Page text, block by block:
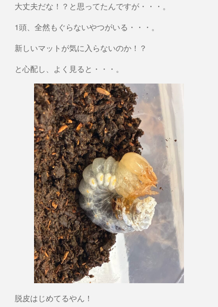
大丈夫だな！？と思ってたんですが・・・。
1頭、全然もぐらないやつがいる・・・。
新しいマットが気に入らないのか！？
と心配し、よく見ると・・・。
脱皮はじめてるやん！